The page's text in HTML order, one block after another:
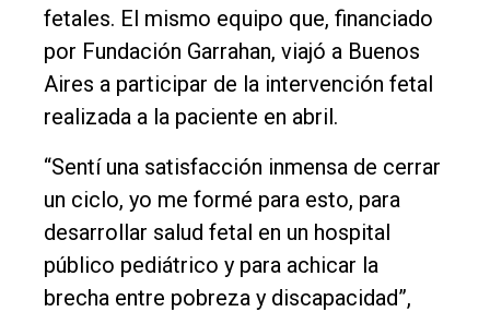
fetales. El mismo equipo que, financiado
por Fundación Garrahan, viajó a Buenos
Aires a participar de la intervención fetal
realizada a la paciente en abril.
“Sentí una satisfacción inmensa de cerrar
un ciclo, yo me formé para esto, para
desarrollar salud fetal en un hospital
público pediátrico y para achicar la
brecha entre pobreza y discapacidad”,